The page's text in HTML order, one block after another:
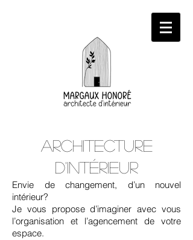
Architecture
d'intérieur
Envie de changement, d’un nouvel
intérieur?
Je vous propose d’imaginer avec vous
l’organisation et l’agencement de votre
espace.